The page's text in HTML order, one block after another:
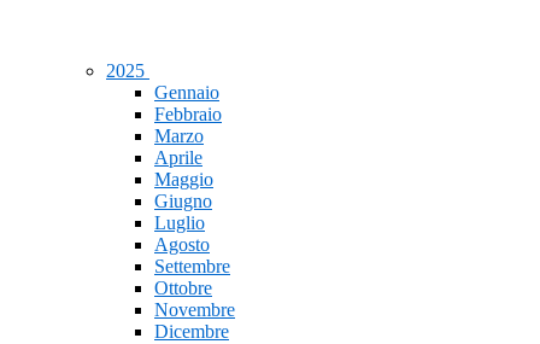
2025
Gennaio
Febbraio
Marzo
Aprile
Maggio
Giugno
Luglio
Agosto
Settembre
Ottobre
Novembre
Dicembre